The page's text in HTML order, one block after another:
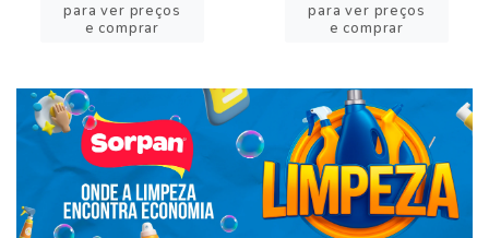
para ver preços
e comprar
para ver preços
e comprar